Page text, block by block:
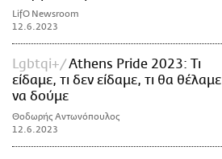
LifO Newsroom
12.6.2023
Lgbtqi+
Athens Pride 2023: Τι
είδαμε, τι δεν είδαμε, τι θα θέλαμε
να δούμε
Θοδωρής Αντωνόπουλος
12.6.2023